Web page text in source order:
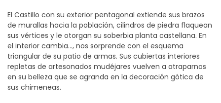
El Castillo con su exterior pentagonal extiende sus brazos
de murallas hacia la población, cilindros de piedra flaquean
sus vértices y le otorgan su soberbia planta castellana. En
el interior cambia…, nos sorprende con el esquema
triangular de su patio de armas. Sus cubiertas interiores
repletas de artesonados mudéjares vuelven a atraparnos
en su belleza que se agranda en la decoración gótica de
sus chimeneas.